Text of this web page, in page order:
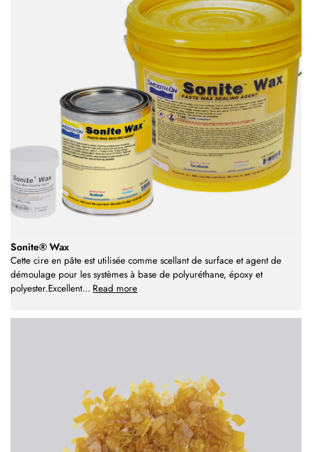
Sonite® Wax
Cette cire en pâte est utilisée comme scellant de surface et agent de
démoulage pour les systèmes à base de polyuréthane, époxy et
polyester.Excellent... Read more